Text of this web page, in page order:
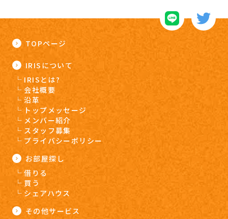
TOPページ
IRISについて
IRISとは?
会社概要
沿革
トップメッセージ
メンバー紹介
スタッフ募集
プライバシーポリシー
お部屋探し
借りる
買う
シェアハウス
その他サービス